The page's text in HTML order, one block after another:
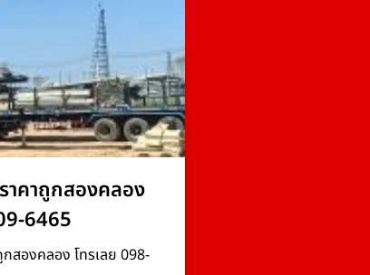
าคาถูกสองคลอง
6465
สองคลอง โทรเลย 098-